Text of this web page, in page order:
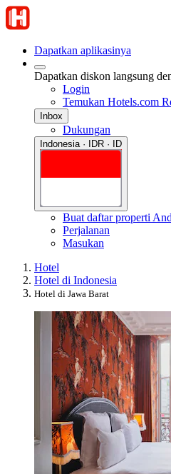
Dapatkan aplikasinya
Dapatkan diskon langsung
Login
Temukan Hotels.com
Inbox
Dukungan
Indonesia · IDR · ID
Buat daftar properti
Perjalanan
Masukan
Hotel
Hotel di Indonesia
Hotel di Jawa Barat